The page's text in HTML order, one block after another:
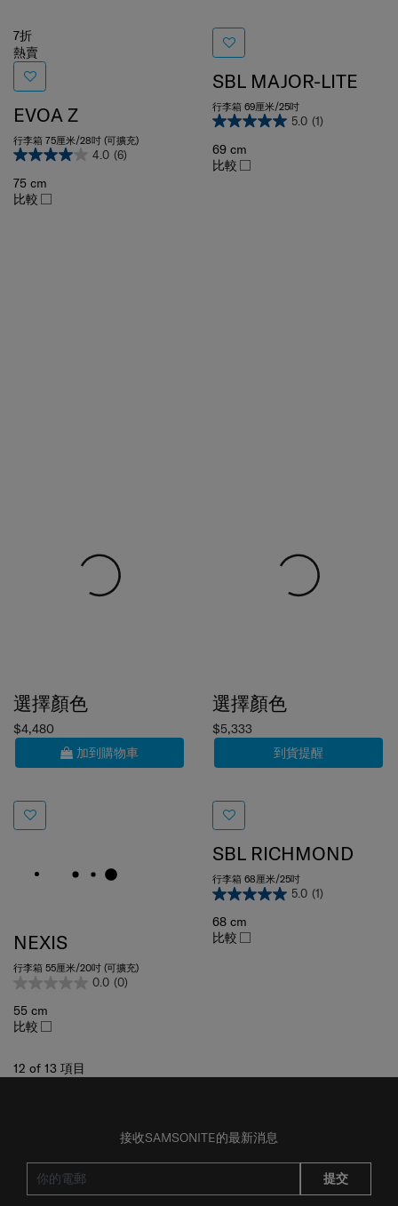
熱賣
EVOA Z
行李箱 75厘米/28吋 (可擴充)
4.0 (6)
75 cm
比較
SBL MAJOR-LITE
行李箱 69厘米/25吋
5.0
69 cm
比較
$4,480
加到購物車
行李箱 55厘米/20吋 (可擴充)
0.0 (0)
55 cm
比較
$5,333
到貨提醒
SBL RICHMOND
行李箱 68厘米/25吋
5.0
68 cm
比較
提交